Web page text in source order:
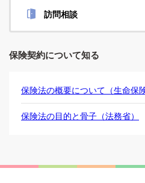
訪問相談
保険契約について知る
保険法の概要について（生命保
保険法の目的と骨子（法務省）